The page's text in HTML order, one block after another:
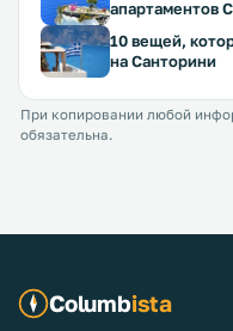
апартаментов
10 вещей,
на Санторини
При копировании любой
обязательна.
Columbista